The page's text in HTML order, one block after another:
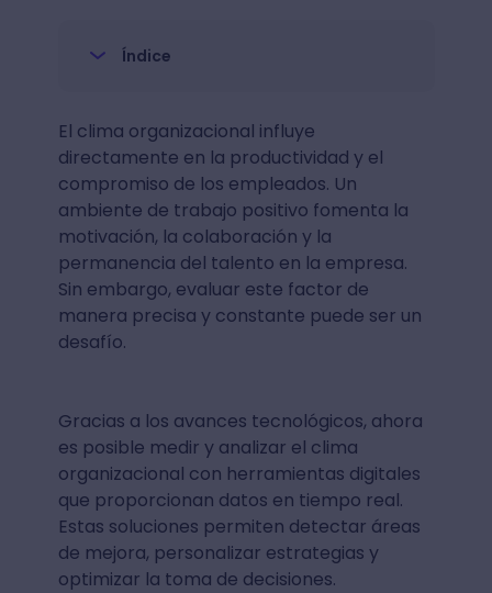
Índice
El clima organizacional influye
directamente en la productividad y el
compromiso de los empleados. Un
ambiente de trabajo positivo fomenta la
motivación, la colaboración y la
permanencia del talento en la empresa.
Sin embargo, evaluar este factor de
manera precisa y constante puede ser un
desafío.
Gracias a los avances tecnológicos, ahora
es posible medir y analizar el clima
organizacional con herramientas digitales
que proporcionan datos en tiempo real.
Estas soluciones permiten detectar áreas
de mejora, personalizar estrategias y
optimizar la toma de decisiones.